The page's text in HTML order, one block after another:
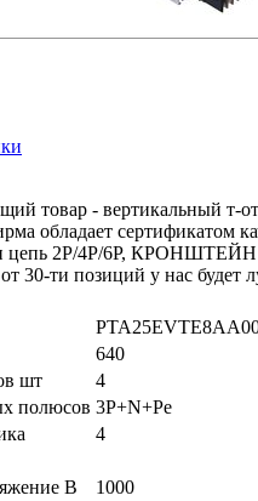
товар - вертикальный т-
обладает сертификатом
цепь 2P/4P/6P,
30-ти позиций у нас будет
640
шт
4
полюсов 3P+N+Pe
4
В
1000